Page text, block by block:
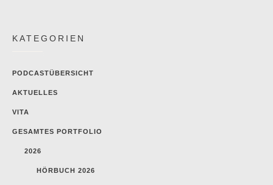
KATEGORIEN
PODCASTÜBERSICHT
AKTUELLES
VITA
GESAMTES PORTFOLIO
2026
HÖRBUCH 2026